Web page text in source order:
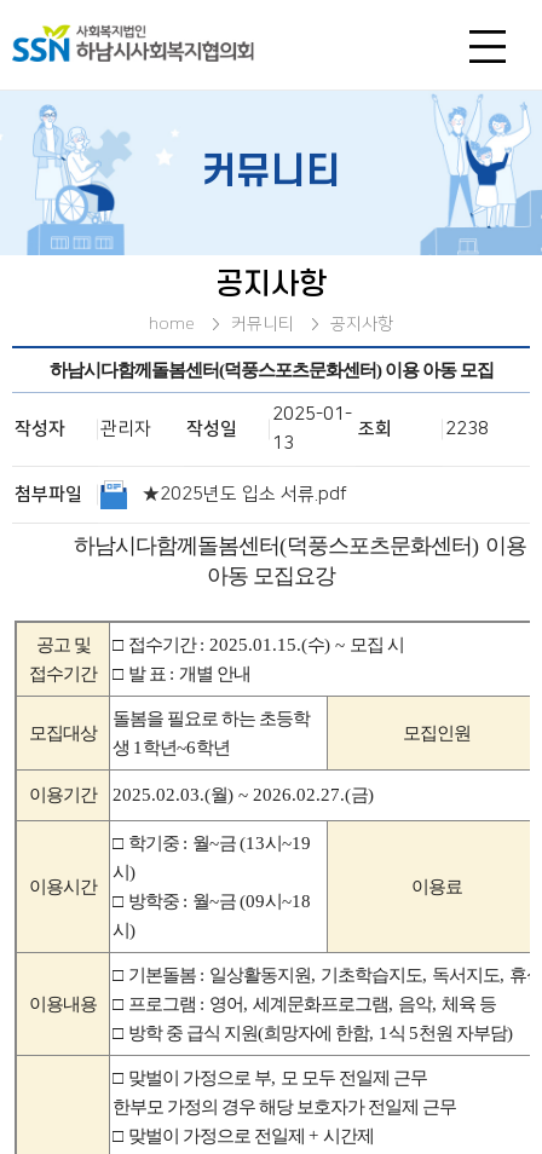
커뮤니티
공지사항
home 커뮤니티 공지사항
하남시다함께돌봄센터(덕풍스포츠문화센터) 이용 아동 모집
작성자 관리자 작성일
2025-01-
13
조회 2238
첨부파일 ★2025년도 입소 서류.pdf
하남시다함께돌봄센터(덕풍스포츠문화센터) 이용
아동 모집요강
공고 및
접수기간
□ 접수기간: 2025.01.15.(수) ~ 모집 시
□ 발 표 : 개별 안내
모집대상
돌봄을 필요로 하는 초등학
생 1 학년~6학년
모집인원
이용기간 2025.02.03.(월) ~ 2026.02.27.(금)
이용시간
□ 학기중 : 월~금(13시 ~19
시 )
□ 방학중 : 월~금(09시 ~18
시 )
이용료
이용내용
□ 기본돌봄 : 일상활동지원, 기초학습지도, 독서지도, 휴식
□ 프로그램 : 영어, 세계문화프로그램, 음악, 체육 등
□ 방학 중 급식 지원(희망자에 한함, 1 식 5천원 자부담)
□ 맞벌이 가정으로 부, 모 모두 전일제 근무
한부모 가정의 경우 해당 보호자가 전일제 근무
□ 맞벌이 가정으로 전일제 + 시간제